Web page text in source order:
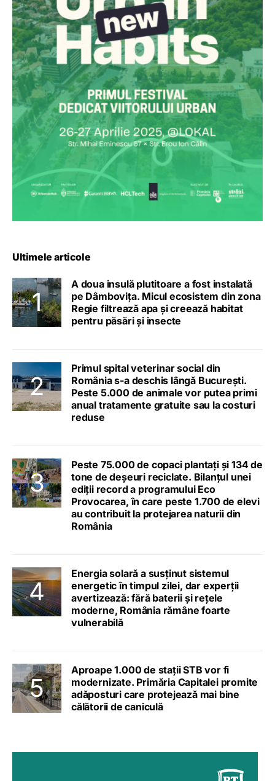
Ultimele articole
A doua insulă plutitoare a fost instalată
pe Dâmbovița. Micul ecosistem din zona
Regie filtrează apa și creează habitat
pentru păsări și insecte
Primul spital veterinar social din
România s-a deschis lângă București.
Peste 5.000 de animale vor putea primi
anual tratamente gratuite sau la costuri
reduse
Peste 75.000 de copaci plantați și 134 de
tone de deșeuri reciclate. Bilanțul unei
ediții record a programului Eco
Provocarea, în care peste 1.700 de elevi
au contribuit la protejarea naturii din
România
Energia solară a susținut sistemul
energetic în timpul zilei, dar experții
avertizează: fără baterii și rețele
moderne, România rămâne foarte
vulnerabilă
Aproape 1.000 de stații STB vor fi
modernizate. Primăria Capitalei promite
adăposturi care protejează mai bine
călătorii de caniculă